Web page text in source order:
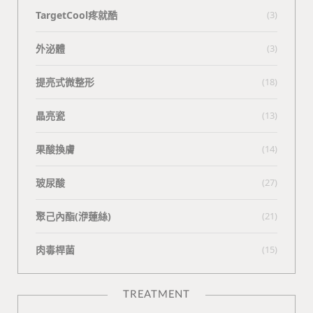
TargetCool疼就酷 (3)
外泌體 (3)
提亮式微整形 (18)
晶亮瓷 (13)
果酸換膚 (14)
玻尿酸 (27)
聚己內酯(洢蓮絲) (21)
肉毒桿菌 (15)
TREATMENT